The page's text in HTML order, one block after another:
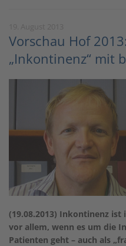
Vorschau Hof
„Inkontinenz“ mit
(19.08.2013) Inkontinenz ist
vor allem, wenn es um die
Patienten geht – auch als